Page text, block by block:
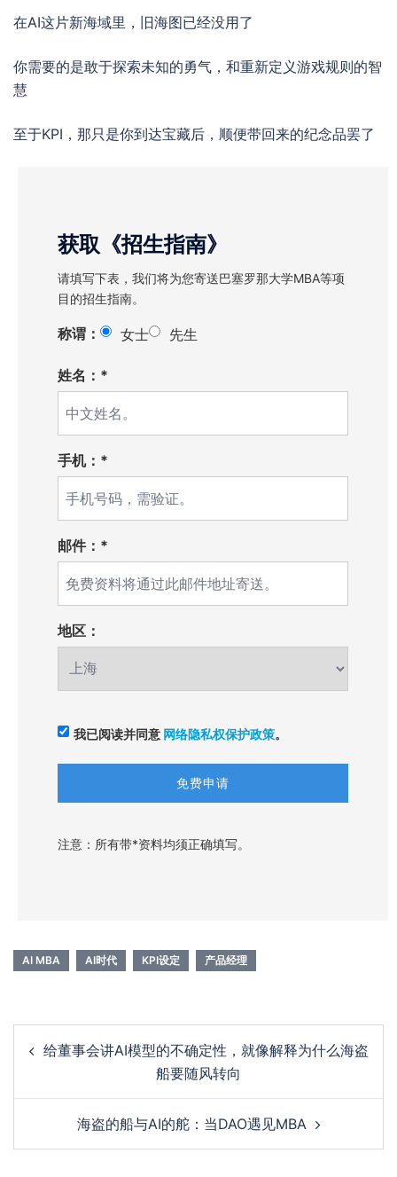
在AI这片新海域里，旧海图已经没用了
你需要的是敢于探索未知的勇气，和重新定义游戏规则的智
慧
至于KPI，那只是你到达宝藏后，顺便带回来的纪念品罢了
获取《招生指南》
请填写下表，我们将为您寄送巴塞罗那大学MBA等项
目的招生指南。
称谓： 女士 先生
姓名：*
手机：*
邮件：*
地区：
我已阅读并同意 网络隐私权保护政策。
注意：所有带*资料均须正确填写。
AI MBA AI时代 KPI设定 产品经理
navigation
给董事会讲AI模型的不确定性，就像解释为什么海盗
船要随风转向
海盗的船与AI的舵：当DAO遇见MBA